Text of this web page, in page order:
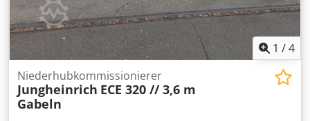
kostengünstigen Transport. Ein Mietkauf ist generell
möglich. Wir sind offizieller Jungheinrich Partner. CE
Zertifikat,
1 /4
Niederhubkommissionierer
Jungheinrich ECE 320 // 3,6 m
Gabeln